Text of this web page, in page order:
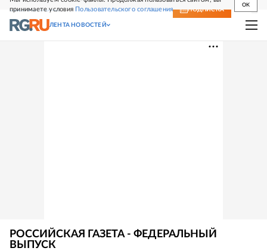
принимаете условия Пользовательского соглашения
OK
СВЕЖИЙ НОМЕР ПОДПИСКА
ЛЕНТА НОВОСТЕЙ
РОССИЙСКАЯ ГАЗЕТА - ФЕДЕРАЛЬНЫЙ
ВЫПУСК